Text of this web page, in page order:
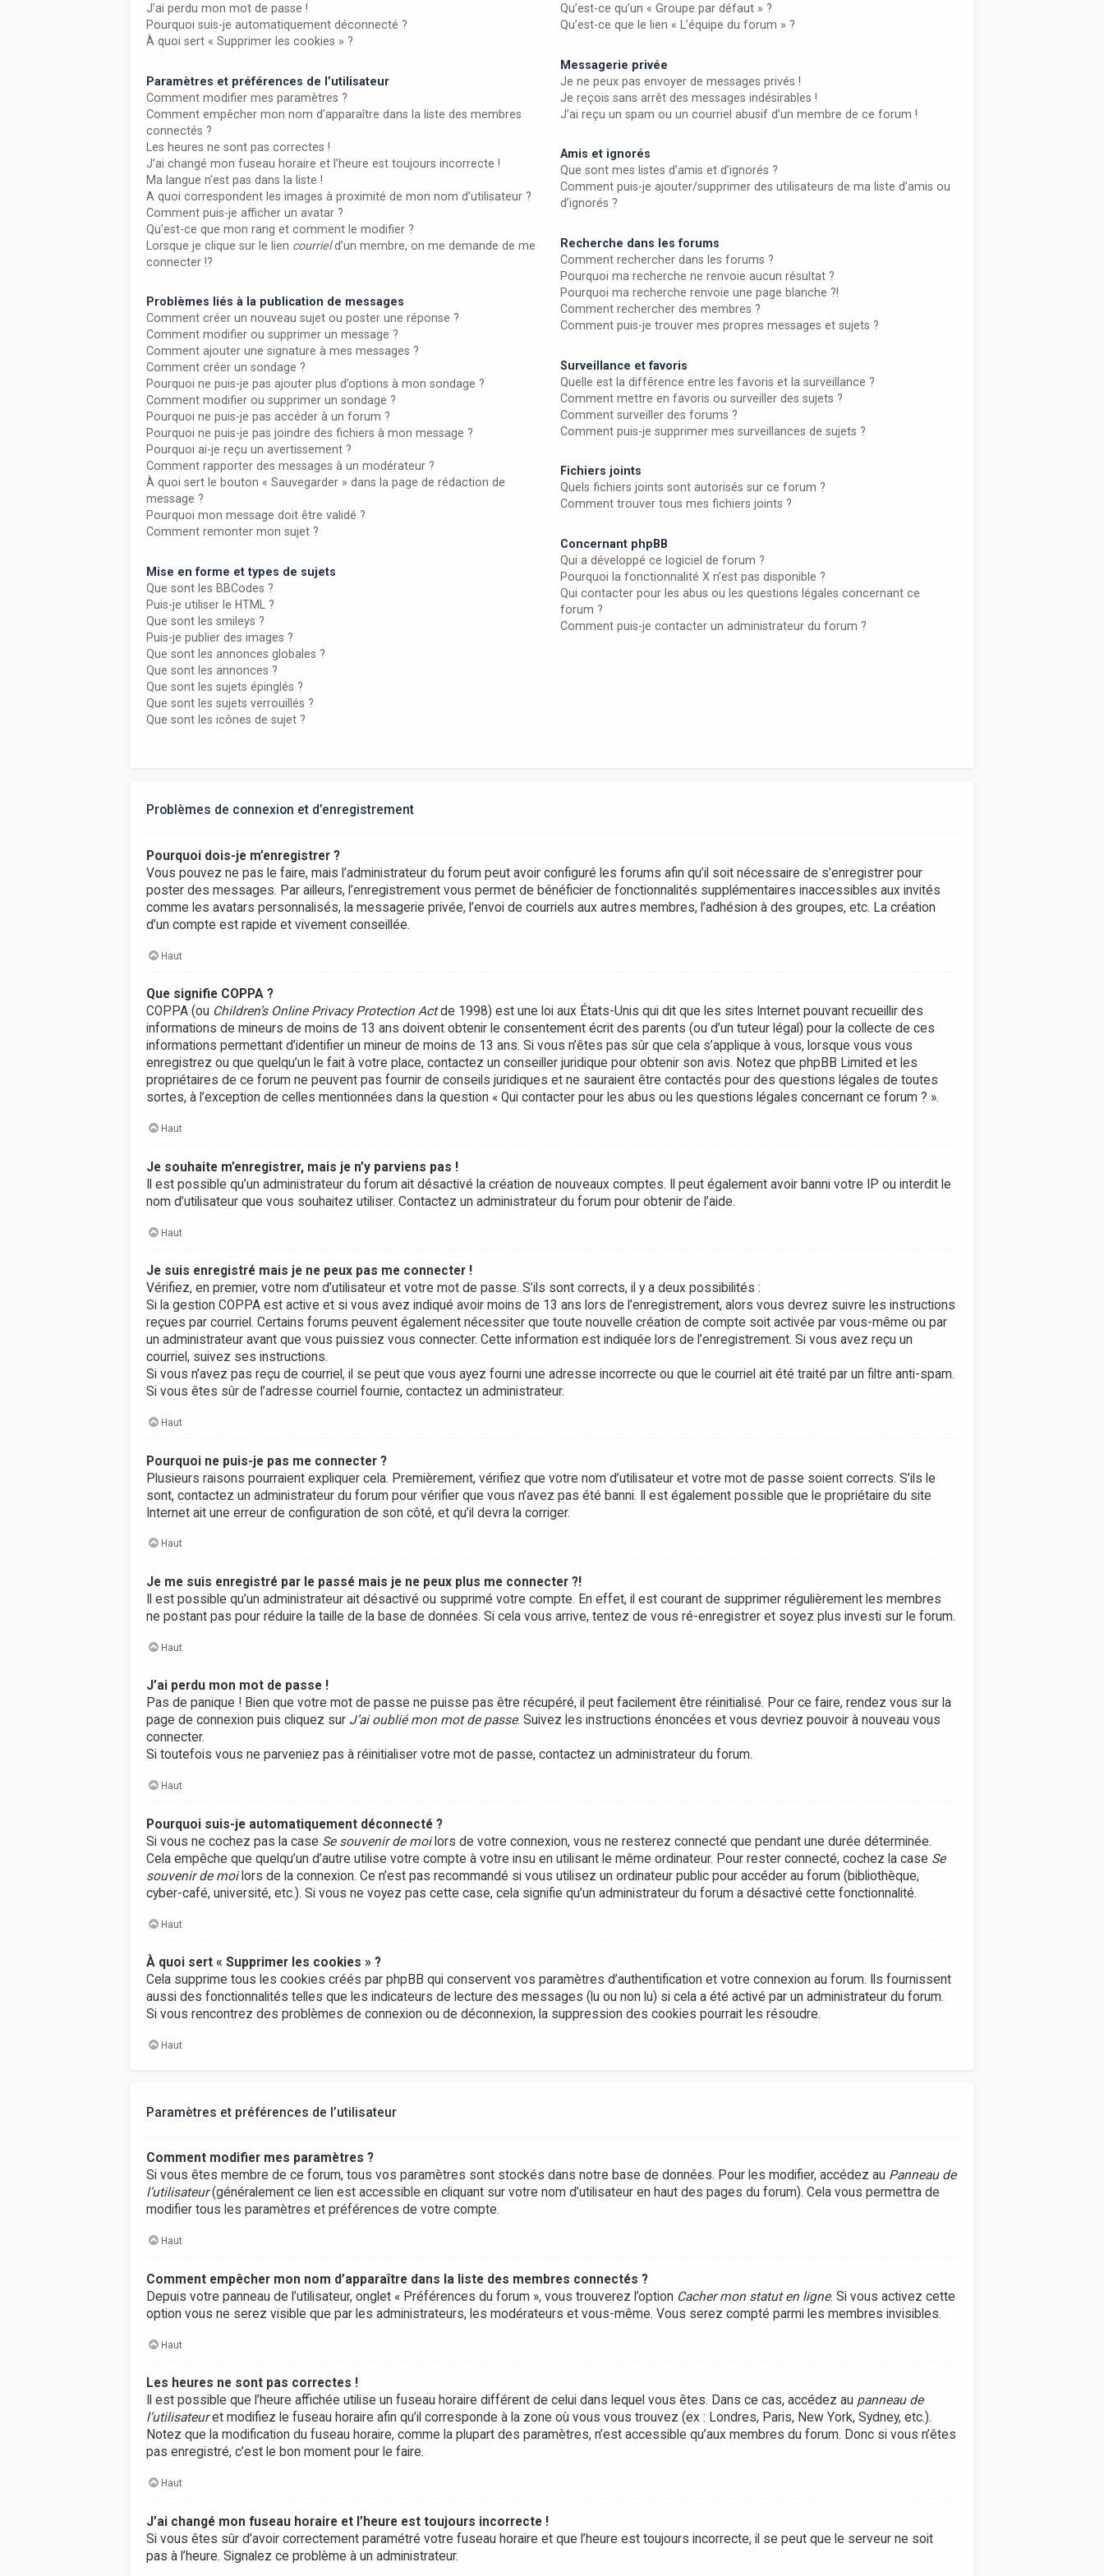
J’ai perdu mon mot de passe !
Pourquoi suis-je automatiquement déconnecté ?
À quoi sert « Supprimer les cookies » ?
Paramètres et préférences de l’utilisateur
Comment modifier mes paramètres ?
Comment empêcher mon nom d’apparaître dans la liste des membres
connectés ?
Les heures ne sont pas correctes !
J’ai changé mon fuseau horaire et l’heure est toujours incorrecte !
Ma langue n’est pas dans la liste !
A quoi correspondent les images à proximité de mon nom d’utilisateur ?
Comment puis-je afficher un avatar ?
Qu’est-ce que mon rang et comment le modifier ?
Lorsque je clique sur le lien courrield’un membre, on me demande de me
connecter !?
Problèmes liés à la publication de messages
Comment créer un nouveau sujet ou poster une réponse ?
Comment modifier ou supprimer un message ?
Comment ajouter une signature à mes messages ?
Comment créer un sondage ?
Pourquoi ne puis-je pas ajouter plus d’options à mon sondage ?
Comment modifier ou supprimer un sondage ?
Pourquoi ne puis-je pas accéder à un forum ?
Pourquoi ne puis-je pas joindre des fichiers à mon message ?
Pourquoi ai-je reçu un avertissement ?
Comment rapporter des messages à un modérateur ?
À quoi sert le bouton « Sauvegarder » dans la page de rédaction de
message ?
Pourquoi mon message doit être validé ?
Comment remonter mon sujet ?
Mise en forme et types de sujets
Que sont les BBCodes ?
Puis-je utiliser le HTML ?
Que sont les smileys ?
Puis-je publier des images ?
Que sont les annonces globales ?
Que sont les annonces ?
Que sont les sujets épinglés ?
Que sont les sujets verrouillés ?
Que sont les icônes de sujet ?
Qu’est-ce qu’un « Groupe par défaut » ?
Qu’est-ce que le lien « L’équipe du forum » ?
Messagerie privée
Je ne peux pas envoyer de messages privés !
Je reçois sans arrêt des messages indésirables !
J’ai reçu un spam ou un courriel abusif d’un membre de ce forum !
Amis et ignorés
Que sont mes listes d’amis et d’ignorés ?
Comment puis-je ajouter/supprimer des utilisateurs de ma liste d’amis ou
d’ignorés ?
Recherche dans les forums
Comment rechercher dans les forums ?
Pourquoi ma recherche ne renvoie aucun résultat ?
Pourquoi ma recherche renvoie une page blanche ?!
Comment rechercher des membres ?
Comment puis-je trouver mes propres messages et sujets ?
Surveillance et favoris
Quelle est la différence entre les favoris et la surveillance ?
Comment mettre en favoris ou surveiller des sujets ?
Comment surveiller des forums ?
Comment puis-je supprimer mes surveillances de sujets ?
Fichiers joints
Quels fichiers joints sont autorisés sur ce forum ?
Comment trouver tous mes fichiers joints ?
Concernant phpBB
Qui a développé ce logiciel de forum ?
Pourquoi la fonctionnalité X n’est pas disponible ?
Qui contacter pour les abus ou les questions légales concernant ce
forum ?
Comment puis-je contacter un administrateur du forum ?
Problèmes de connexion et d’enregistrement
Pourquoi dois-je m’enregistrer ?
Vous pouvez ne pas le faire, mais l’administrateur du forum peut avoir configuré les forums afin qu’il soit nécessaire de s’enregistrer pour
poster des messages. Par ailleurs, l’enregistrement vous permet de bénéficier de fonctionnalités supplémentaires inaccessibles aux invités
comme les avatars personnalisés, la messagerie privée, l’envoi de courriels aux autres membres, l’adhésion à des groupes, etc. La création
d’un compte est rapide et vivement conseillée.
Haut
Que signifie COPPA ?
COPPA (ou Children’s Online Privacy Protection Actde 1998) est une loi aux États-Unis qui dit que les sites Internet pouvant recueillir des
informations de mineurs de moins de 13 ans doivent obtenir le consentement écrit des parents (ou d’un tuteur légal) pour la collecte de ces
informations permettant d’identifier un mineur de moins de 13 ans. Si vous n’êtes pas sûr que cela s’applique à vous, lorsque vous vous
enregistrez ou que quelqu’un le fait à votre place, contactez un conseiller juridique pour obtenir son avis. Notez que phpBB Limited et les
propriétaires de ce forum ne peuvent pas fournir de conseils juridiques et ne sauraient être contactés pour des questions légales de toutes
sortes, à l’exception de celles mentionnées dans la question « Qui contacter pour les abus ou les questions légales concernant ce forum ? ».
Haut
Je souhaite m’enregistrer, mais je n’y parviens pas !
Il est possible qu’un administrateur du forum ait désactivé la création de nouveaux comptes. Il peut également avoir banni votre IP ou interdit le
nom d’utilisateur que vous souhaitez utiliser. Contactez un administrateur du forum pour obtenir de l’aide.
Haut
Je suis enregistré mais je ne peux pas me connecter !
Vérifiez, en premier, votre nom d’utilisateur et votre mot de passe. S’ils sont corrects, il y a deux possibilités :
Si la gestion COPPA est active et si vous avez indiqué avoir moins de 13 ans lors de l’enregistrement, alors vous devrez suivre les instructions
reçues par courriel. Certains forums peuvent également nécessiter que toute nouvelle création de compte soit activée par vous-même ou par
un administrateur avant que vous puissiez vous connecter. Cette information est indiquée lors de l’enregistrement. Si vous avez reçu un
courriel, suivez ses instructions.
Si vous n’avez pas reçu de courriel, il se peut que vous ayez fourni une adresse incorrecte ou que le courriel ait été traité par un filtre anti-spam.
Si vous êtes sûr de l’adresse courriel fournie, contactez un administrateur.
Haut
Pourquoi ne puis-je pas me connecter ?
Plusieurs raisons pourraient expliquer cela. Premièrement, vérifiez que votre nom d’utilisateur et votre mot de passe soient corrects. S’ils le
sont, contactez un administrateur du forum pour vérifier que vous n’avez pas été banni. Il est également possible que le propriétaire du site
Internet ait une erreur de configuration de son côté, et qu’il devra la corriger.
Haut
Je me suis enregistré par le passé mais je ne peux plus me connecter ?!
Il est possible qu’un administrateur ait désactivé ou supprimé votre compte. En effet, il est courant de supprimer régulièrement les membres
ne postant pas pour réduire la taille de la base de données. Si cela vous arrive, tentez de vous ré-enregistrer et soyez plus investi sur le forum.
Haut
J’ai perdu mon mot de passe !
Pas de panique ! Bien que votre mot de passe ne puisse pas être récupéré, il peut facilement être réinitialisé. Pour ce faire, rendez vous sur la
page de connexion puis cliquez sur J’ai oublié mon mot de passe. Suivez les instructions énoncées et vous devriez pouvoir à nouveau vous
connecter.
Si toutefois vous ne parveniez pas à réinitialiser votre mot de passe, contactez un administrateur du forum.
Haut
Pourquoi suis-je automatiquement déconnecté ?
Si vous ne cochez pas la case Se souvenir de moilors de votre connexion, vous ne resterez connecté que pendant une durée déterminée.
Cela empêche que quelqu’un d’autre utilise votre compte à votre insu en utilisant le même ordinateur. Pour rester connecté, cochez la case Se
souvenir de moilors de la connexion. Ce n’est pas recommandé si vous utilisez un ordinateur public pour accéder au forum (bibliothèque,
cyber-café, université, etc.). Si vous ne voyez pas cette case, cela signifie qu’un administrateur du forum a désactivé cette fonctionnalité.
Haut
À quoi sert « Supprimer les cookies » ?
Cela supprime tous les cookies créés par phpBB qui conservent vos paramètres d’authentification et votre connexion au forum. Ils fournissent
aussi des fonctionnalités telles que les indicateurs de lecture des messages (lu ou non lu) si cela a été activé par un administrateur du forum.
Si vous rencontrez des problèmes de connexion ou de déconnexion, la suppression des cookies pourrait les résoudre.
Haut
Paramètres et préférences de l’utilisateur
Comment modifier mes paramètres ?
Si vous êtes membre de ce forum, tous vos paramètres sont stockés dans notre base de données. Pour les modifier, accédez au Panneau de
l’utilisateur(généralement ce lien est accessible en cliquant sur votre nom d’utilisateur en haut des pages du forum). Cela vous permettra de
modifier tous les paramètres et préférences de votre compte.
Haut
Comment empêcher mon nom d’apparaître dans la liste des membres connectés ?
Depuis votre panneau de l’utilisateur, onglet « Préférences du forum », vous trouverez l’option Cacher mon statut en ligne. Si vous activez cette
option vous ne serez visible que par les administrateurs, les modérateurs et vous-même. Vous serez compté parmi les membres invisibles.
Haut
Les heures ne sont pas correctes !
Il est possible que l’heure affichée utilise un fuseau horaire différent de celui dans lequel vous êtes. Dans ce cas, accédez au panneau de
l’utilisateuret modifiez le fuseau horaire afin qu’il corresponde à la zone où vous vous trouvez (ex : Londres, Paris, New York, Sydney, etc.).
Notez que la modification du fuseau horaire, comme la plupart des paramètres, n’est accessible qu’aux membres du forum. Donc si vous n’êtes
pas enregistré, c’est le bon moment pour le faire.
Haut
J’ai changé mon fuseau horaire et l’heure est toujours incorrecte !
Si vous êtes sûr d’avoir correctement paramétré votre fuseau horaire et que l’heure est toujours incorrecte, il se peut que le serveur ne soit
pas à l’heure. Signalez ce problème à un administrateur.